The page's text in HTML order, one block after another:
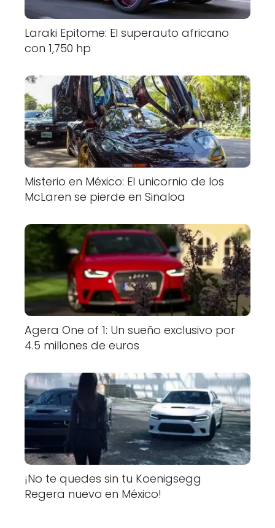
Laraki Epitome: El superauto africano
con 1,750 hp
Misterio en México: El unicornio de los
McLaren se pierde en Sinaloa
Agera One of 1: Un sueño exclusivo por
4.5 millones de euros
¡No te quedes sin tu Koenigsegg
Regera nuevo en México!